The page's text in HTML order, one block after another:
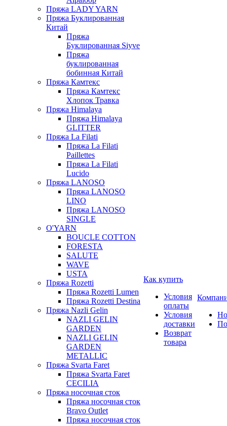
Пряжа LADY YARN
Пряжа Буклированная
Китай
Пряжа
Буклированная Siyve
Пряжа
буклированная
бобинная Китай
Пряжа Камтекс
Пряжа Камтекс
Хлопок Травка
Пряжа Himalaya
Пряжа Himalaya
GLITTER
Пряжа La Filati
Пряжа La Filati
Paillettes
Пряжа La Filati
Lucido
Пряжа LANOSO
Пряжа LANOSO
LINO
Пряжа LANOSO
SINGLE
O'YARN
BOUCLE COTTON
FORESTA
SALUTE
WAVE
USTA
Пряжа Rozetti
Пряжа Rozetti Lumen
Пряжа Rozetti Destina
Пряжа Nazli Gelin
NAZLI GELIN
GARDEN
NAZLI GELIN
GARDEN
METALLIC
Пряжа Svarta Faret
Пряжа Svarta Faret
CECILIA
Пряжа носочная сток
Пряжа носочная сток
Bravo Outlet
Пряжа носочная сток
Как купить
Условия
оплаты
Условия
доставки
Возврат
товара